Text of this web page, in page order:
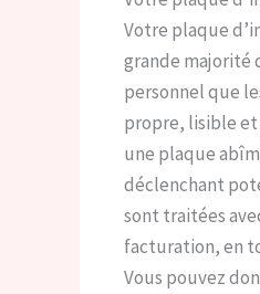
Votre plaque
grande majorité
personnel que
propre, lisible et
une plaque
déclenchant
sont traitées
facturation, en
Vous pouvez